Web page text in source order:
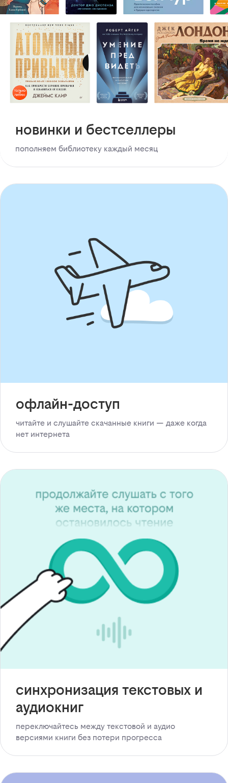
новинки и бестселлеры
пополняем библиотеку каждый месяц
офлайн-доступ
читайте и слушайте скачанные книги — даже когда
нет интернета
синхронизация текстовых и
аудиокниг
переключайтесь между текстовой и аудио
версиями книги без потери прогресса